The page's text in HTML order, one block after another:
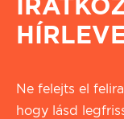
Ne felejts el
hogy lásd